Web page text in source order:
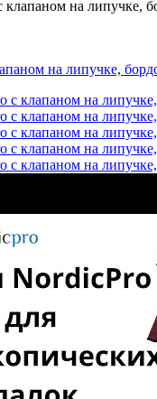
клапаном на липучке,